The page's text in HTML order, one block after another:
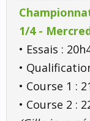
1/4 -
• Essais :
•
• Course 1 :
• Course 2 :